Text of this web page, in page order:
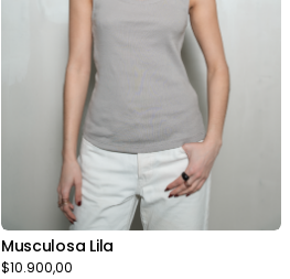
Musculosa Lila
$10.900,00